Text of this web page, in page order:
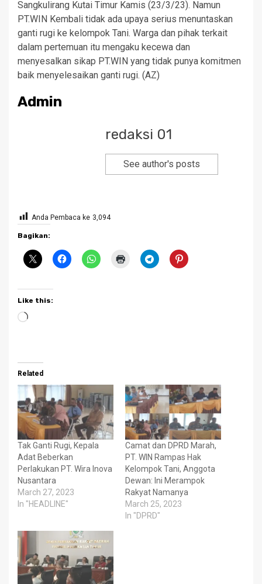
Sangkulirang Kutai Timur Kamis (23/3/23). Namun
PT.WIN Kembali tidak ada upaya serius menuntaskan
ganti rugi ke kelompok Tani. Warga dan pihak terkait
dalam pertemuan itu mengaku kecewa dan
menyesalkan sikap PT.WIN yang tidak punya komitmen
baik menyelesaikan ganti rugi. (AZ)
Admin
redaksi 01
See author's posts
Anda Pembaca ke 3,094
Bagikan:
Like this:
Loading…
Related
Tak Ganti Rugi, Kepala
Adat Beberkan
Perlakukan PT. Wira Inova
Nusantara
March 27, 2023
In "HEADLINE"
Camat dan DPRD Marah,
PT. WIN Rampas Hak
Kelompok Tani, Anggota
Dewan: Ini Merampok
Rakyat Namanya
March 25, 2023
In "DPRD"